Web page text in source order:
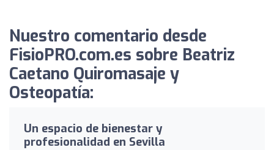
Nuestro comentario desde
FisioPRO.com.es sobre Beatriz
Caetano Quiromasaje y
Osteopatía:
Un espacio de bienestar y
profesionalidad en Sevilla